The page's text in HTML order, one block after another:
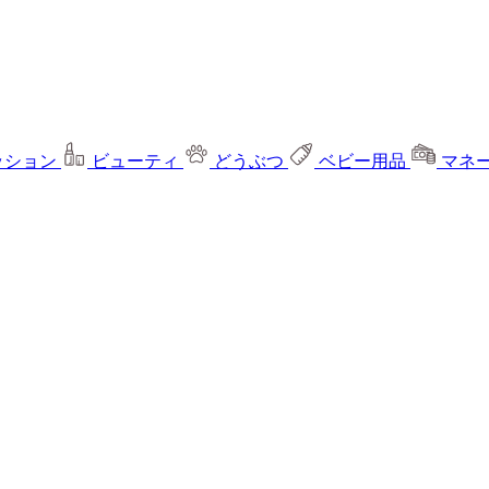
ョン ビューティ どうぶつ ベビー用品 マネ